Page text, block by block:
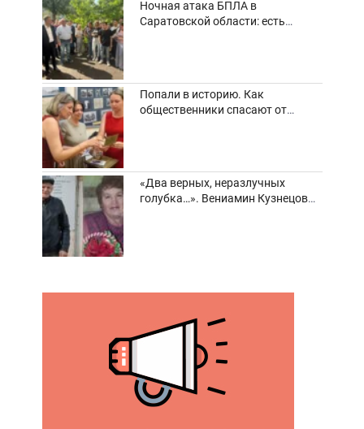
Ночная атака БПЛА в
Саратовской области: есть
Попали в историю. Как
общественники спасают от
«Два верных, неразлучных
голубка…». Вениамин Кузнецов